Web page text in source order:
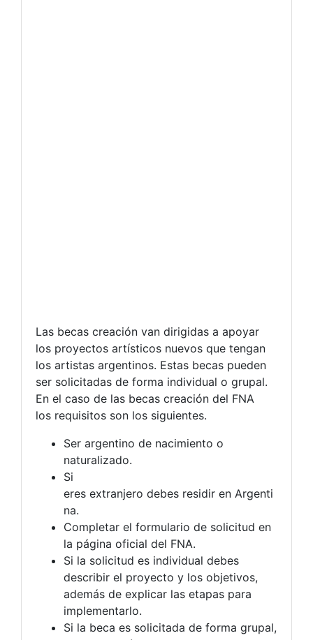
Las becas creación van dirigidas a apoyar
los proyectos artísticos nuevos que tengan
los artistas argentinos. Estas becas pueden
ser solicitadas de forma individual o grupal.
En el caso de las becas creación del FNA
los requisitos son los siguientes.
Ser argentino de nacimiento o
naturalizado.
Si
eres extranjero debes residir en Argenti
na.
Completar el formulario de solicitud en
la página oficial del FNA.
Si la solicitud es individual debes
describir el proyecto y los objetivos,
además de explicar las etapas para
implementarlo.
Si la beca es solicitada de forma grupal,